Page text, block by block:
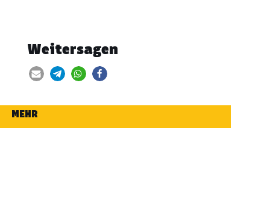
Weitersagen